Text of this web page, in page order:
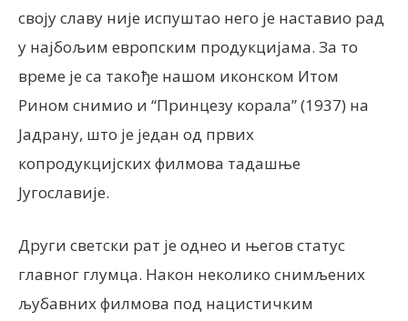
своју славу није испуштао него је наставио рад
у најбољим европским продукцијама. За то
време је са такође нашом иконском Итом
Рином снимио и “Принцезу корала” (1937) на
Јадрану, што је један од првих
копродукцијских филмова тадашње
Југославије.
Други светски рат је однео и његов статус
главног глумца. Након неколико снимљених
љубавних филмова под нацистичким